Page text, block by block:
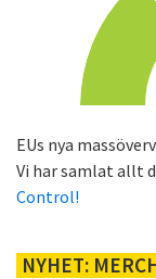
EUs nya
Vi har samlat allt
Control!
NYHET: